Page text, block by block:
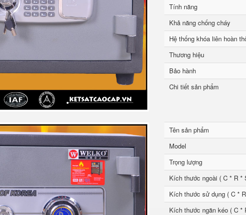
Tính năng
Khả năng chống cháy
Hệ thống khóa liên hoàn
Thương hiệu
Bảo hành
Chi tiết sản phẩm
Tên sản phẩm
Model
Trọng lượng
Kích thước ngoài ( C * R *
Kích thước sử dụng ( C *
Kích thước ngăn kéo ( C *